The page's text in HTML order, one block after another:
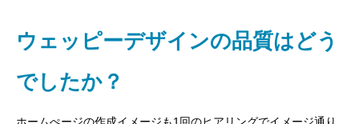
ウェッピーデザインの品質はどう
でしたか？